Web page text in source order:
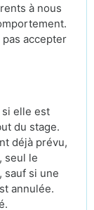
à nous
accepter
elle est
du stage.
déjà prévu,
seul le
sauf si une
annulée.